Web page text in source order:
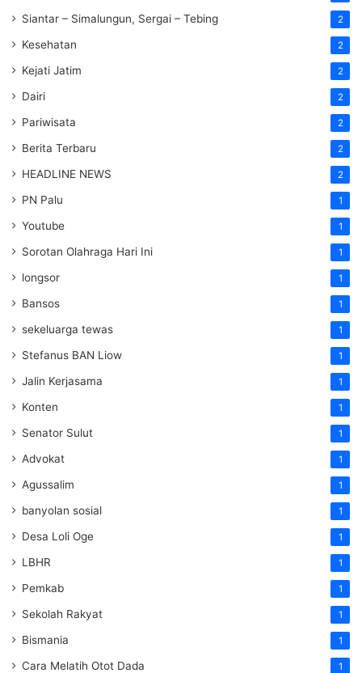
Siantar – Simalungun, Sergai – Tebing 2
Kesehatan 2
Kejati Jatim 2
Dairi 2
Pariwisata 2
Berita Terbaru 2
HEADLINE NEWS 2
PN Palu 1
Youtube 1
Sorotan Olahraga Hari Ini 1
longsor 1
Bansos 1
sekeluarga tewas 1
Stefanus BAN Liow 1
Jalin Kerjasama 1
Konten 1
Senator Sulut 1
Advokat 1
Agussalim 1
banyolan sosial 1
Desa Loli Oge 1
LBHR 1
Pemkab 1
Sekolah Rakyat 1
Bismania 1
Cara Melatih Otot Dada 1